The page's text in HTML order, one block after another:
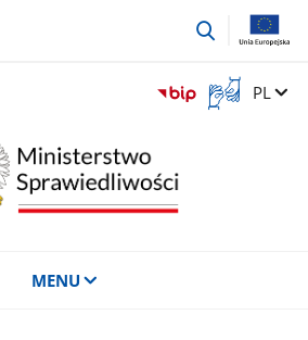
przejdź
Otwórz
okno
Zmień
PL
MENU